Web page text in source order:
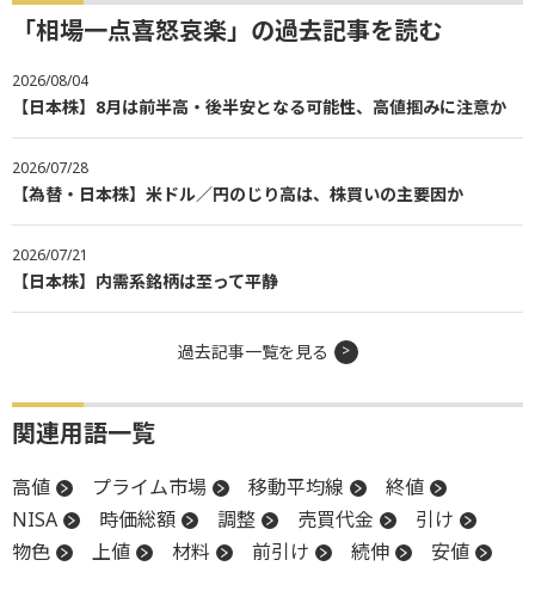
「相場一点喜怒哀楽」の過去記事を読む
2026/08/04
【日本株】8月は前半高・後半安となる可能性、高値掴みに注意か
2026/07/28
【為替・日本株】米ドル／円のじり高は、株買いの主要因か
2026/07/21
【日本株】内需系銘柄は至って平静
過去記事一覧を見る
関連用語一覧
高値 プライム市場 移動平均線
終値
NISA
時価総額 調整 売買代金
引け
物色
上値 材料 前引け 続伸 安値